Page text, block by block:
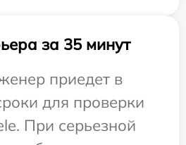
за 35 минут
приедет в
для проверки
При серьезной